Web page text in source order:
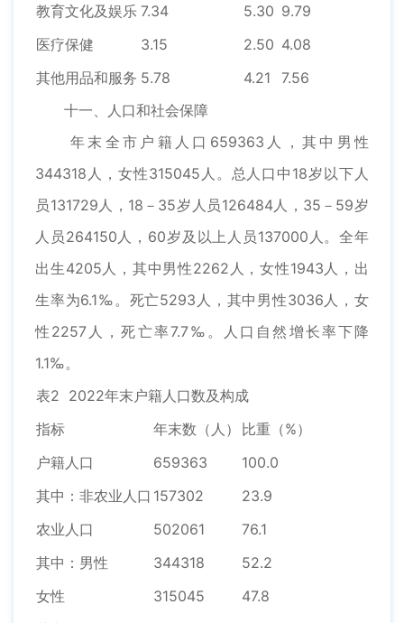
教育文化及娱乐 7.34 5.30 9.79
医疗保健
3.15 2.50 4.08
其他用品和服务 5.78 4.21
7.56
十一、人口和社会保障
年末全市户籍人口659363人，其中男性
344318人，女性315045人。总人口中18岁以下人
员131729人，18－35岁人员126484人，35－59岁
人员264150人，60岁及以上人员137000人。全年
出生4205人，其中男性2262人，女性1943人，出
生率为6.1‰。死亡5293人，其中男性3036人，女
性2257人，死亡率7.7‰。人口自然增长率下降
1.1‰。
表2 2022年末户籍人口数及构成
指标
年末数（人）
比重（%）
户籍人口
659363
100.0
其中：非农业人口 157302
23.9
农业人口
502061
76.1
其中：男性
344318
52.2
女性
315045
47.8